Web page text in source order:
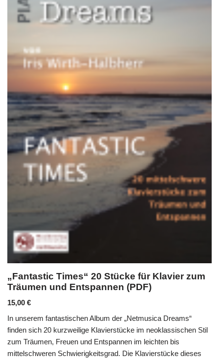
„Fantastic Times“ 20 Stücke für Klavier zum
Träumen und Entspannen (PDF)
15,00 €
In unserem fantastischen Album der „Netmusica Dreams“
finden sich 20 kurzweilige Klavierstücke im neoklassischen Stil
zum Träumen, Freuen und Entspannen im leichten bis
mittelschweren Schwierigkeitsgrad. Die Klavierstücke dieses